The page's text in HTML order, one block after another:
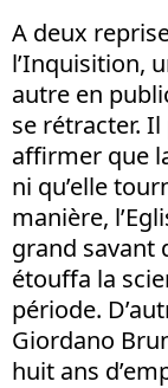
A deux
l’Inquisition,
autre en
se rétracter.
affirmer que
ni qu’elle
manière,
grand savant
étouffa la
période.
Giordano
huit ans